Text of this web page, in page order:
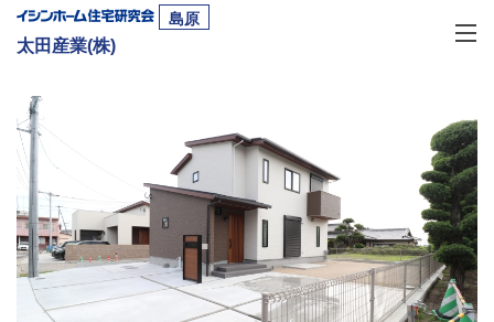
島原
太田産業(株)